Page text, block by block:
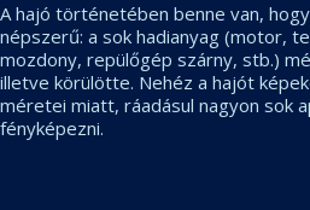
A hajó történetében benne van,
népszerű: a sok hadianyag (motor,
mozdony, repülőgép szárny, stb.)
illetve körülötte. Nehéz a hajót
méretei miatt, ráadásul nagyon sok
fényképezni.